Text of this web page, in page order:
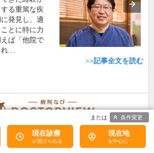
る重篤な疾
発見し、適
とに特に力
ば「他院で
れ…
>>記事全文を読む
現在診療 現在地
条件変更